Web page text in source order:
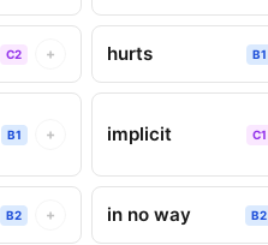
C2 + hurts B1
B1 + implicit C1
B2 + in no way B2